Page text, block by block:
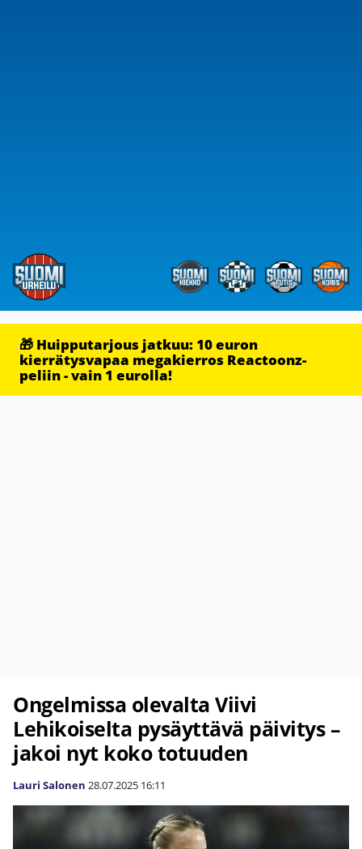
🎁 Huipputarjous jatkuu: 10 euron
kierrätysvapaa megakierros Reactoonz-
peliin - vain 1 eurolla!
Ongelmissa olevalta Viivi
Lehikoiselta pysäyttävä päivitys –
jakoi nyt koko totuuden
Lauri Salonen 28.07.2025 16:11